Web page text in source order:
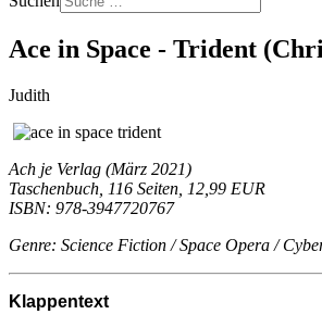
Ace in Space - Trident
Judith
Ach je Verlag (März 2021)
Taschenbuch, 116 Seiten, 12,99 EUR
ISBN: 978-3947720767
Genre: Science Fiction / Space Opera /
Klappentext